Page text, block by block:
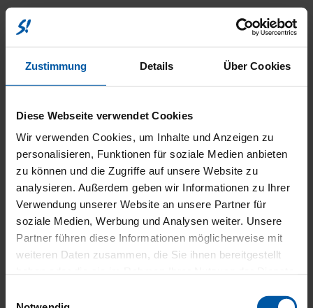
Zustimmung Details Über Cookies
Diese Webseite verwendet Cookies
Wir verwenden Cookies, um Inhalte und Anzeigen zu
personalisieren, Funktionen für soziale Medien anbieten
zu können und die Zugriffe auf unsere Website zu
analysieren. Außerdem geben wir Informationen zu Ihrer
Verwendung unserer Website an unsere Partner für
soziale Medien, Werbung und Analysen weiter. Unsere
Partner führen diese Informationen möglicherweise mit
weiteren Daten zusammen, die Sie ihnen bereitgestellt
RÄDER
UND